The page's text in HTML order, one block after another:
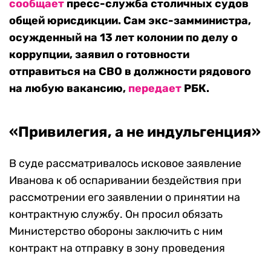
сообщает пресс-служба столичных судов
общей юрисдикции. Сам экс-замминистра,
осужденный на 13 лет колонии по делу о
коррупции, заявил о готовности
отправиться на СВО в должности рядового
на любую вакансию, передает РБК.
«Привилегия, а не индульгенция»
В суде рассматривалось исковое заявление
Иванова к об оспаривании бездействия при
рассмотрении его заявлении о принятии на
контрактную службу. Он просил обязать
Министерство обороны заключить с ним
контракт на отправку в зону проведения